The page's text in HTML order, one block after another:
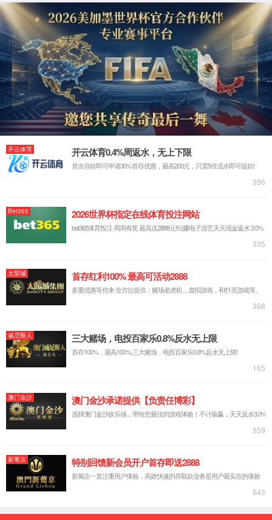
看NBA|
世界杯|
足球赛
事在线
观看平
台